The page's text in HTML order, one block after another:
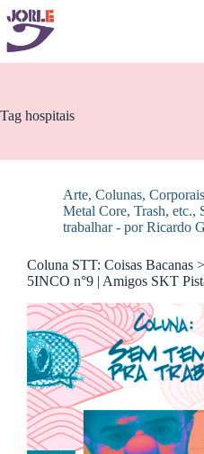
Pular
para
conteúdo
Tag hospitais
Arte, Colunas, Corporais
Metal Core, Trash, etc.,
trabalhar - por Ricardo
Coluna STT: Coisas Bacanas
5INCO n°9 | Amigos SKT